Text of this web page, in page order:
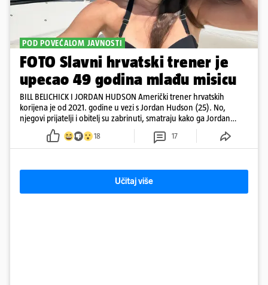
POD POVEĆALOM JAVNOSTI
FOTO Slavni hrvatski trener je
upecao 49 godina mlađu misicu
BILL BELICHICK I JORDAN HUDSON Američki trener hrvatskih
korijena je od 2021. godine u vezi s Jordan Hudson (25). No,
njegovi prijatelji i obitelj su zabrinuti, smatraju kako ga Jordan
kontrolira
18 17
Učitaj više